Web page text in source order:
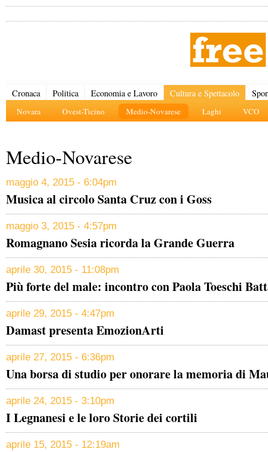
Cronaca Politica Economia e Lavoro Cultura e Spettacolo
Novara Ovest-Ticino Medio-Novarese Laghi VCO
Medio-Novarese
maggio 4, 2015 - 6:04pm
Musica al circolo Santa Cruz con i Goss
maggio 3, 2015 - 4:57pm
Romagnano Sesia ricorda la Grande Guerra
aprile 30, 2015 - 11:08pm
Più forte del male: incontro con Paola Toeschi
aprile 29, 2015 - 4:47pm
Damast presenta EmozionArti
aprile 27, 2015 - 6:36pm
Una borsa di studio per onorare la memoria di
aprile 24, 2015 - 3:10pm
I Legnanesi e le loro Storie dei cortili
aprile 15, 2015 - 12:19am